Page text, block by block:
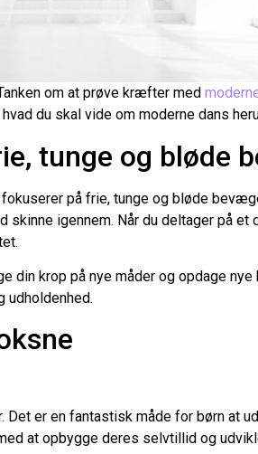
om at prøve kræfter med
du skal vide om moderne dans
tunge og bløde
på frie, tunge og bløde
igennem. Når du deltager på et
din krop på nye måder og opdage
udholdenhed.
er en fantastisk måde for børn at
at opbygge deres selvtillid og